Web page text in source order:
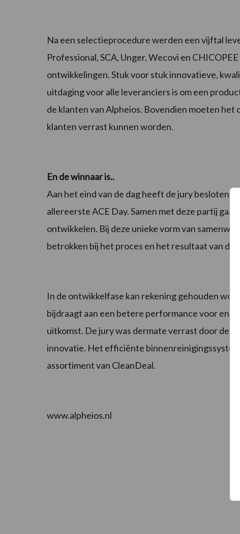
Na een selectieprocedure werden een vijftal
Professional, SCA, Unger, Wecovi en
ontwikkelingen. Stuk voor stuk innovatieve,
uitdaging voor alle leveranciers is om een
de klanten van Alpheios. Bovendien moeten
klanten verrast kunnen worden.
En de winnaar is..
Aan het eind van de dag heeft de jury besloten
allereerste ACE Day. Samen met deze partij
ontwikkelen. Bij deze unieke vorm van
betrokken bij het proces en het resultaat van dit
In de ontwikkelfase kan rekening gehouden
bijdraagt aan een betere performance voor en
uitkomst. De jury was dermate verrast door de
innovatie. Het efficiënte
assortiment van CleanDeal.
www.alpheios.nl